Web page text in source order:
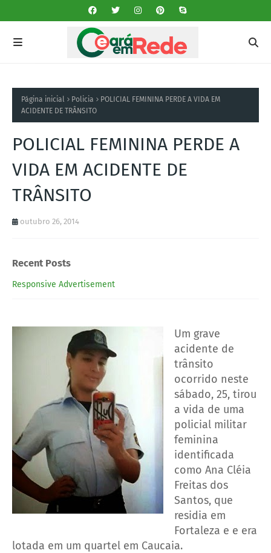
Página inicial Policia
POLICIAL FEMININA PERDE A VIDA EM
ACIDENTE DE TRÂNSITO
POLICIAL FEMININA PERDE A
VIDA EM ACIDENTE DE
TRÂNSITO
outubro 26, 2014
Recent Posts
Responsive Advertisement
Um grave
acidente de
trânsito
ocorrido neste
sábado, 25, tirou
a vida de uma
policial militar
feminina
identificada
como Ana Cléia
Freitas dos
Santos, que
residia em
Fortaleza e e era
lotada em um quartel em Caucaia.